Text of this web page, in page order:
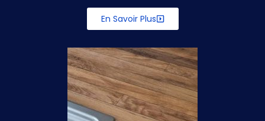
En Savoir Plus